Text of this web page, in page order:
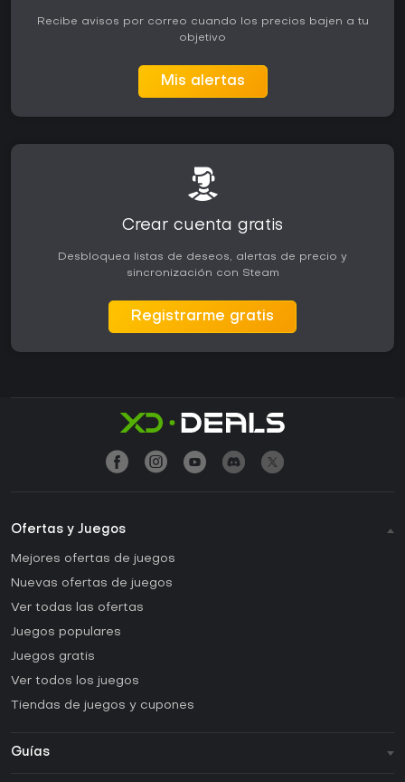
Recibe avisos por correo cuando los precios bajen a tu
objetivo
Mis alertas
Crear cuenta gratis
Desbloquea listas de deseos, alertas de precio y
sincronización con Steam
Registrarme gratis
Ofertas y Juegos
Mejores ofertas de juegos
Nuevas ofertas de juegos
Ver todas las ofertas
Juegos populares
Juegos gratis
Ver todos los juegos
Tiendas de juegos y cupones
Guías